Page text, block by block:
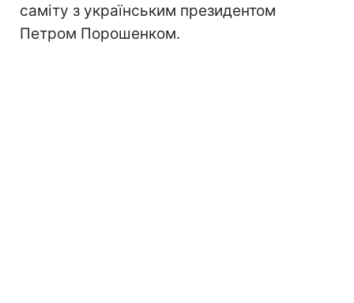
саміту з українським президентом
Петром Порошенком.